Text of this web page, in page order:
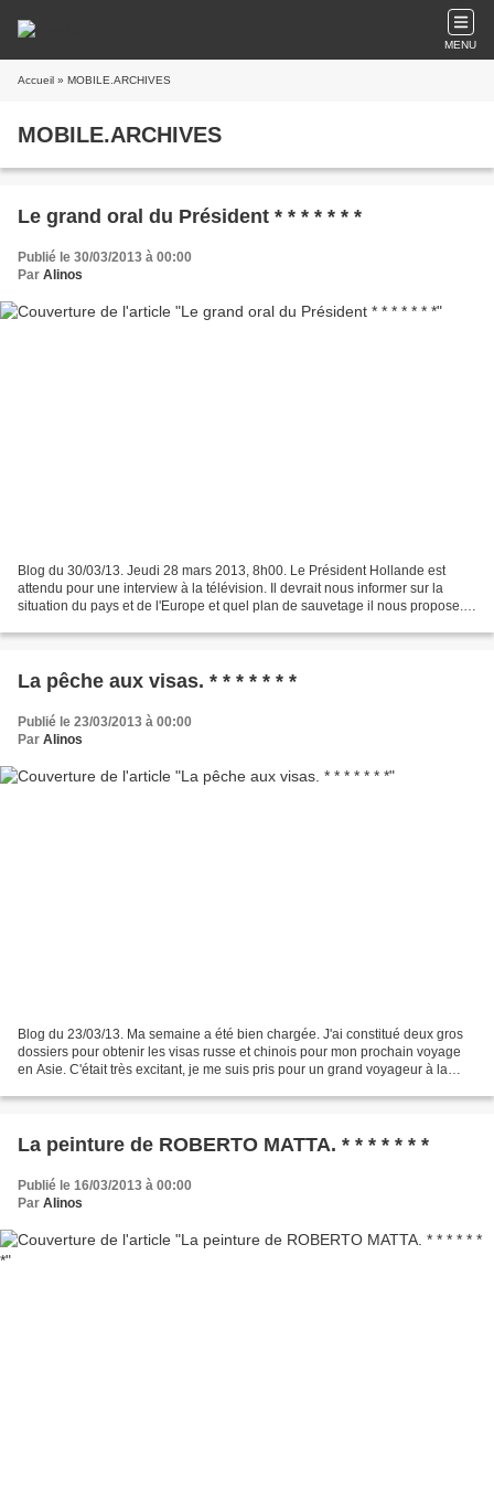
MENU
Accueil » MOBILE.ARCHIVES
MOBILE.ARCHIVES
Le grand oral du Président * * * * * * *
Publié le 30/03/2013 à 00:00
Par Alinos
Blog du 30/03/13. Jeudi 28 mars 2013, 8h00. Le Président Hollande est
attendu pour une interview à la télévision. Il devrait nous informer sur la
situation du pays et de l'Europe et quel plan de sauvetage il nous propose.
La pêche aux visas. * * * * * * *
Publié le 23/03/2013 à 00:00
Par Alinos
Blog du 23/03/13. Ma semaine a été bien chargée. J'ai constitué deux gros
dossiers pour obtenir les visas russe et chinois pour mon prochain voyage
en Asie. C'était très excitant, je me suis pris pour un grand voyageur à la
La peinture de ROBERTO MATTA. * * * * * * *
Publié le 16/03/2013 à 00:00
Par Alinos